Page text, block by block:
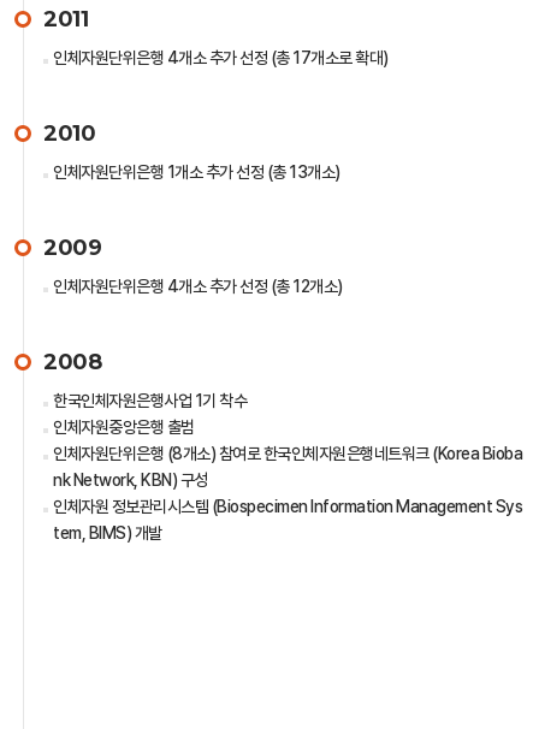
2011
인체자원단위은행 4개소 추가 선정 (총 17개소로 확대)
2010
인체자원단위은행 1개소 추가 선정 (총 13개소)
2009
인체자원단위은행 4개소 추가 선정 (총 12개소)
2008
한국인체자원은행사업 1기 착수
인체자원중앙은행 출범
인체자원단위은행 (8개소) 참여로 한국인체자원은행네트워크 (Korea Bioba
nk Network, KBN) 구성
인체자원 정보관리시스템 (Biospecimen Information Management Sys
tem, BIMS) 개발